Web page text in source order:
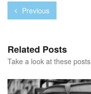
Previous
Related Posts
Take a look at these posts